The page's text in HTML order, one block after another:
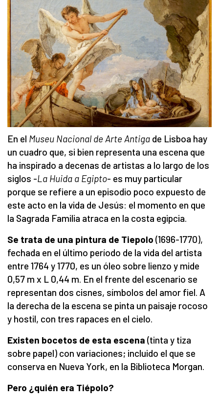
En el Museu Nacional de Arte Antiga de Lisboa hay
un cuadro que, si bien representa una escena que
ha inspirado a decenas de artistas a lo largo de los
siglos -La Huida a Egipto- es muy particular
porque se refiere a un episodio poco expuesto de
este acto en la vida de Jesús: el momento en que
la Sagrada Familia atraca en la costa egipcia.
Se trata de una pintura de Tiepolo (1696-1770),
fechada en el último período de la vida del artista
entre 1764 y 1770, es un óleo sobre lienzo y mide
0,57 m x L 0,44 m. En el frente del escenario se
representan dos cisnes, símbolos del amor fiel. A
la derecha de la escena se pinta un paisaje rocoso
y hostil, con tres rapaces en el cielo.
Existen bocetos de esta escena (tinta y tiza
sobre papel) con variaciones; incluido el que se
conserva en Nueva York, en la Biblioteca Morgan.
Pero ¿quién era Tiépolo?